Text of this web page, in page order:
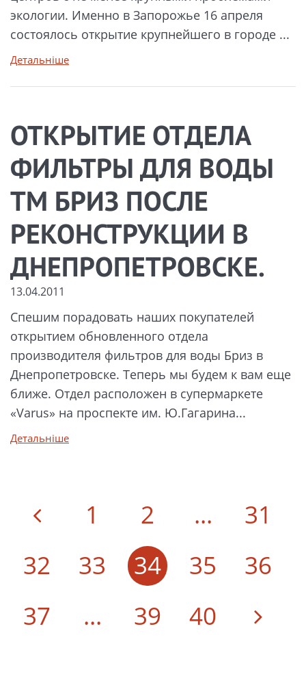
экологии. Именно в Запорожье 16 апреля
состоялось открытие крупнейшего в городе ...
Детальніше
ОТКРЫТИЕ ОТДЕЛА
ФИЛЬТРЫ ДЛЯ ВОДЫ
ТМ БРИЗ ПОСЛЕ
РЕКОНСТРУКЦИИ В
ДНЕПРОПЕТРОВСКЕ.
13.04.2011
Спешим порадовать наших покупателей
открытием обновленного отдела
производителя фильтров для воды Бриз в
Днепропетровске. Теперь мы будем к вам еще
ближе. Отдел расположен в супермаркете
«Varus» на проспекте им. Ю.Гагарина...
Детальніше
1 2 ...
31
32
33 34 35
36
37
... 39 40